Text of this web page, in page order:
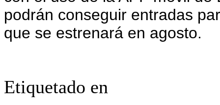
podrán conseguir entradas
que se estrenará en agosto.
Etiquetado en